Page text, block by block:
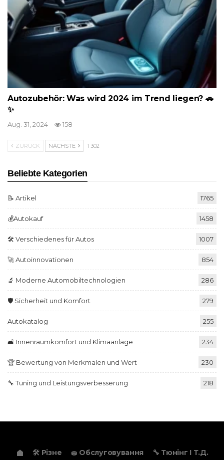
Autozubehör: Was wird 2024 im Trend liegen? 🚗
✨
Aug. 31, 2024 158
ZURÜCK NÄCHSTE 1 302
Beliebte Kategorien
📝 Artikel 1765
💰Autokauf 1458
🛠️ Verschiedenes für Autos 1007
🚀 Autoinnovationen 854
🔬 Moderne Automobiltechnologien 286
🛡️ Sicherheit und Komfort 279
Autokatalog 255
🛋️ Innenraumkomfort und Klimaanlage 234
🏆 Bewertung von Merkmalen und Wert 230
🔧 Tuning und Leistungsverbesserung 218
🛠️ Різне 🧽 Обслуговування
🔧 Тюнінг І Т.д.